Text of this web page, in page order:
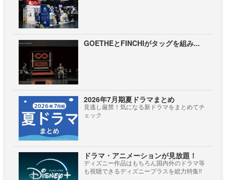
GOETHEとFINCHIがタッグを組み...
2026年7月期夏ドラマまとめ
見逃し厳禁！気になる新ドラマをまとめてチ
ェック
ドラマ・アニメーションが見放題！
ディズニー作品はもちろん国内外のドラマ等
も視聴できるディズニープラスを総力特集!!